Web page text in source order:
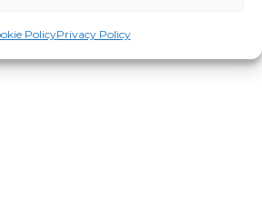
PolicyPrivacy Policy